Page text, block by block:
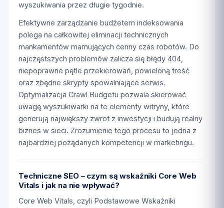
wyszukiwania przez długie tygodnie.
Efektywne zarządzanie budżetem indeksowania
polega na całkowitej eliminacji technicznych
mankamentów marnujących cenny czas robotów. Do
najczęstszych problemów zalicza się błędy 404,
niepoprawne pętle przekierowań, powieloną treść
oraz zbędne skrypty spowalniające serwis.
Optymalizacja Crawl Budgetu pozwala skierować
uwagę wyszukiwarki na te elementy witryny, które
generują największy zwrot z inwestycji i budują realny
biznes w sieci. Zrozumienie tego procesu to jedna z
najbardziej pożądanych kompetencji w marketingu.
Techniczne SEO – czym są wskaźniki Core Web
Vitals i jak na nie wpływać?
Core Web Vitals, czyli Podstawowe Wskaźniki